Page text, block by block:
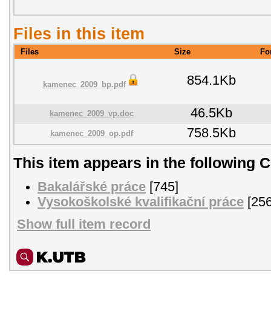
Files in this item
Files Size
kamenec_2009_bp.pdf 854.1Kb
kamenec_2009_vp.doc 46.5Kb
kamenec_2009_op.pdf 758.5Kb
This item appears in the following
Bakalářské práce [745]
Vysokoškolské kvalifikační práce
Show full item record